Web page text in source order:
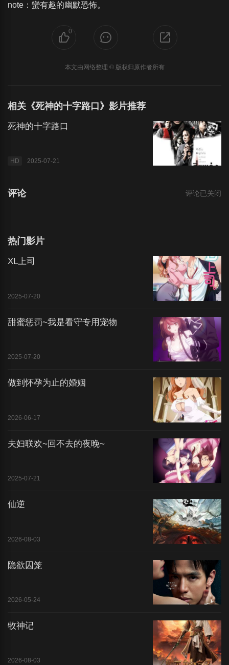
note：蠻有趣的幽默恐怖。
0
本文由网络整理 © 版权归原作者所有
相关《死神的十字路口》影片推荐
死神的十字路口
HD 2025-07-21
评论 评论已关闭
热门影片
XL上司
2025-07-20
甜蜜惩罚~我是看守专用宠物
2025-07-20
做到怀孕为止的婚姻
2026-06-17
夫妇联欢~回不去的夜晚~
2025-07-21
仙逆
2026-08-03
隐欲囚笼
2026-05-24
牧神记
2026-08-03